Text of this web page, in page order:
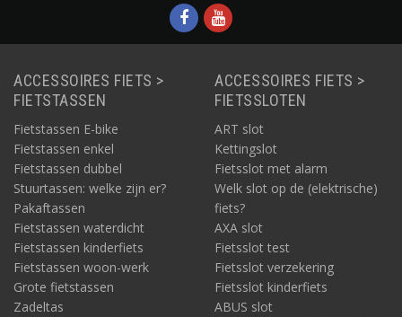
laadvermogen is 4A bij
ACCESSOIRES FIETS >
FIETSTASSEN
Fietstassen E-bike
Fietstassen enkel
Fietstassen dubbel
Stuurtassen: welke zijn er?
Pakaftassen
Fietstassen waterdicht
Fietstassen kinderfiets
Fietstassen woon-werk
Grote fietstassen
Zadeltas
ACCESSOIRES FIETS >
FIETSSLOTEN
ART slot
Kettingslot
Fietsslot met alarm
Welk slot op de (elektrische)
fiets?
AXA slot
Fietsslot test
Fietsslot verzekering
Fietsslot kinderfiets
ABUS slot